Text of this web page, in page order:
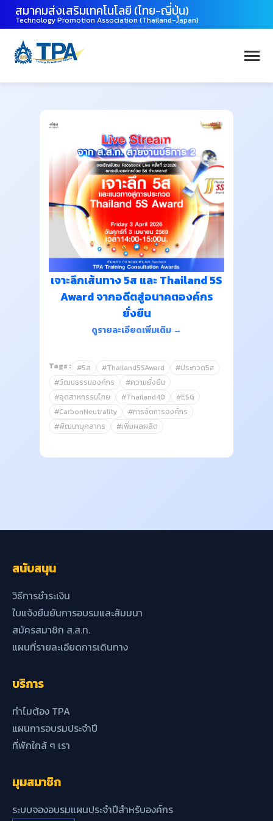
สมาคมส่งเสริมเทคโนโลยี (ไทย-ญี่ปุ่น)
Technology Promotion Association (Thailand-Japan)
เจาะลึกเส้นทาง 5ส และ Thailand 5S
Award จากอดีตสู่อนาคตองค์กร
ยั่งยืน
ดูรายละเอียดเพิ่มเติม →
Tags : #5ส #Thailand5SAward
#ประกวด5ส
#วัฒนธรรมองค์กร
#ความยั่งยืน
#อุตสาหกรรมไทย
#Thailand40
#ESG
#CarbonNeutrality
#การจัดการองค์กร
#พัฒนาบุคลากร
#เพิ่มผลผลิต
สนับสนุน
วิธีการชำระเงิน
ใบแจ้งยืนยันการอบรมและสัมมนา
สมัครสมาชิก ส.ส.ท.
แผนที่รายละเอียดการเดินทาง
บริการ
ทำไมต้อง TPA
แผนการอบรมประจำปี
ที่พักใกล้ ๆ เรา
มุมสมาชิก
ระบบจองอบรมแผนประจำปีสำหรับองค์กร